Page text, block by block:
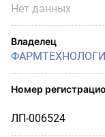
Нет данных
Владелец
Номер
ЛП-006524